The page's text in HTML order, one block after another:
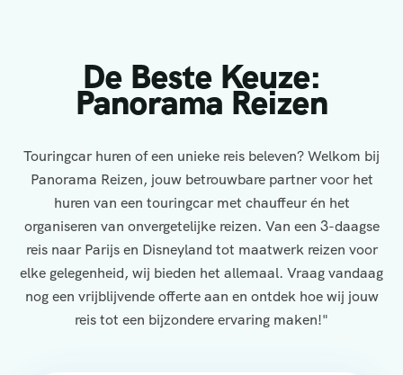
De Beste Keuze:
Panorama Reizen
Touringcar huren of een unieke reis beleven? Welkom bij
Panorama Reizen, jouw betrouwbare partner voor het
huren van een touringcar met chauffeur én het
organiseren van onvergetelijke reizen. Van een 3-daagse
reis naar Parijs en Disneyland tot maatwerk reizen voor
elke gelegenheid, wij bieden het allemaal. Vraag vandaag
nog een vrijblijvende offerte aan en ontdek hoe wij jouw
reis tot een bijzondere ervaring maken!"